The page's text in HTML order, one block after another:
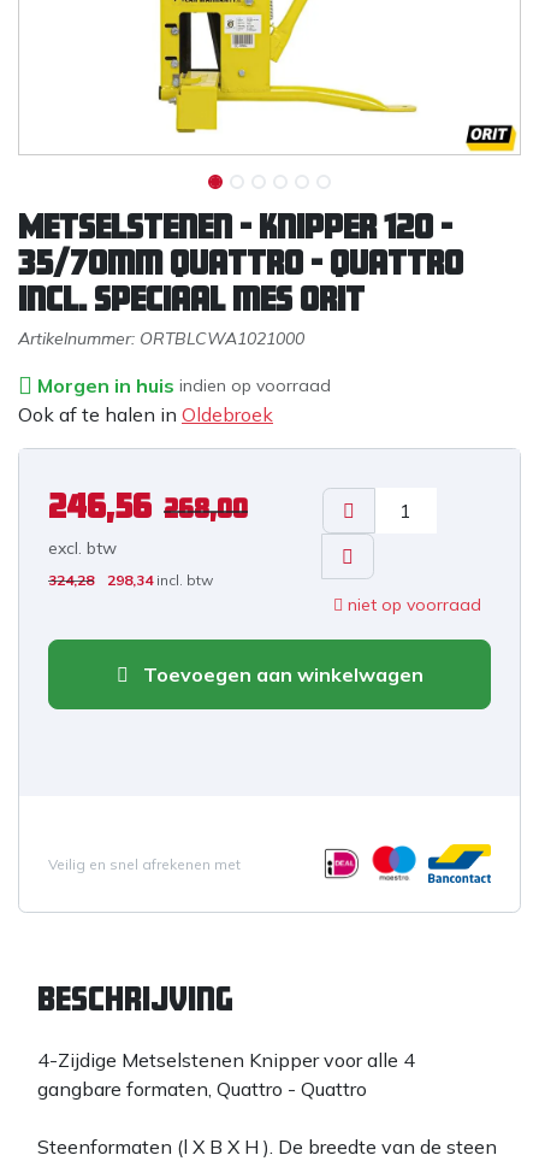
Metselstenen - knipper 120 -
35/70mm Quattro - Quattro
incl. speciaal mes ORIT
Artikelnummer: ORTBLCWA1021000
Morgen in huis indien op voorraad
Ook af te halen in Oldebroek
246,56 268,00
excl. btw
324,28 298,34 incl. btw
niet op voorraad
Toevoegen aan winkelwagen
Veilig en snel afrekenen met
Beschrijving
4-Zijdige Metselstenen Knipper voor alle 4
gangbare formaten, Quattro - Quattro
Steenformaten (l X B X H ). De breedte van de steen